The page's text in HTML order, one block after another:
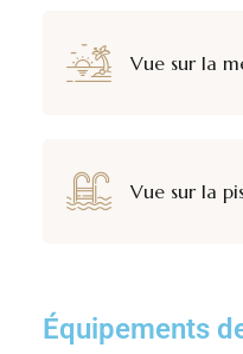
Vue sur la
Vue sur la
Équipements